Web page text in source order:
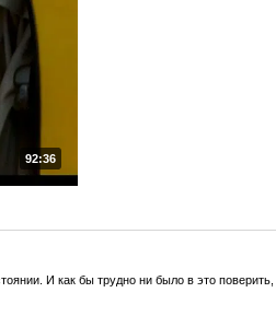
92:36
И как бы трудно ни было в это поверить,